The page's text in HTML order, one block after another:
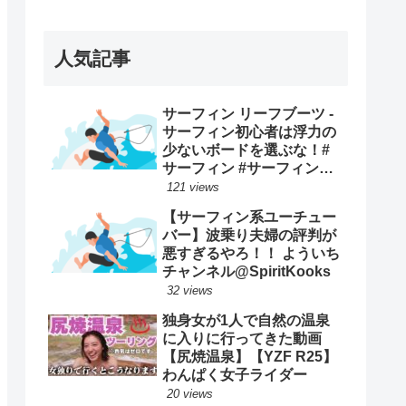
人気記事
サーフィン リーフブーツ -
サーフィン初心者は浮力の
少ないボードを選ぶな！#
サーフィン #サーフィンス
クール #川畑友吾 #千葉 #湘
121 views
【サーフィン系ユーチュー
バー】波乗り夫婦の評判が
悪すぎるやろ！！ よういち
チャンネル@SpiritKooks
32 views
独身女が1人で自然の温泉
に入りに行ってきた動画
【尻焼温泉】【YZF R25】
わんぱく女子ライダー
20 views